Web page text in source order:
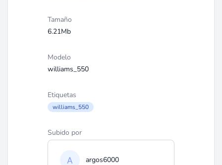
Tamaño
6.21Mb
Modelo
williams_550
Etiquetas
williams_550
Subido por
argos6000